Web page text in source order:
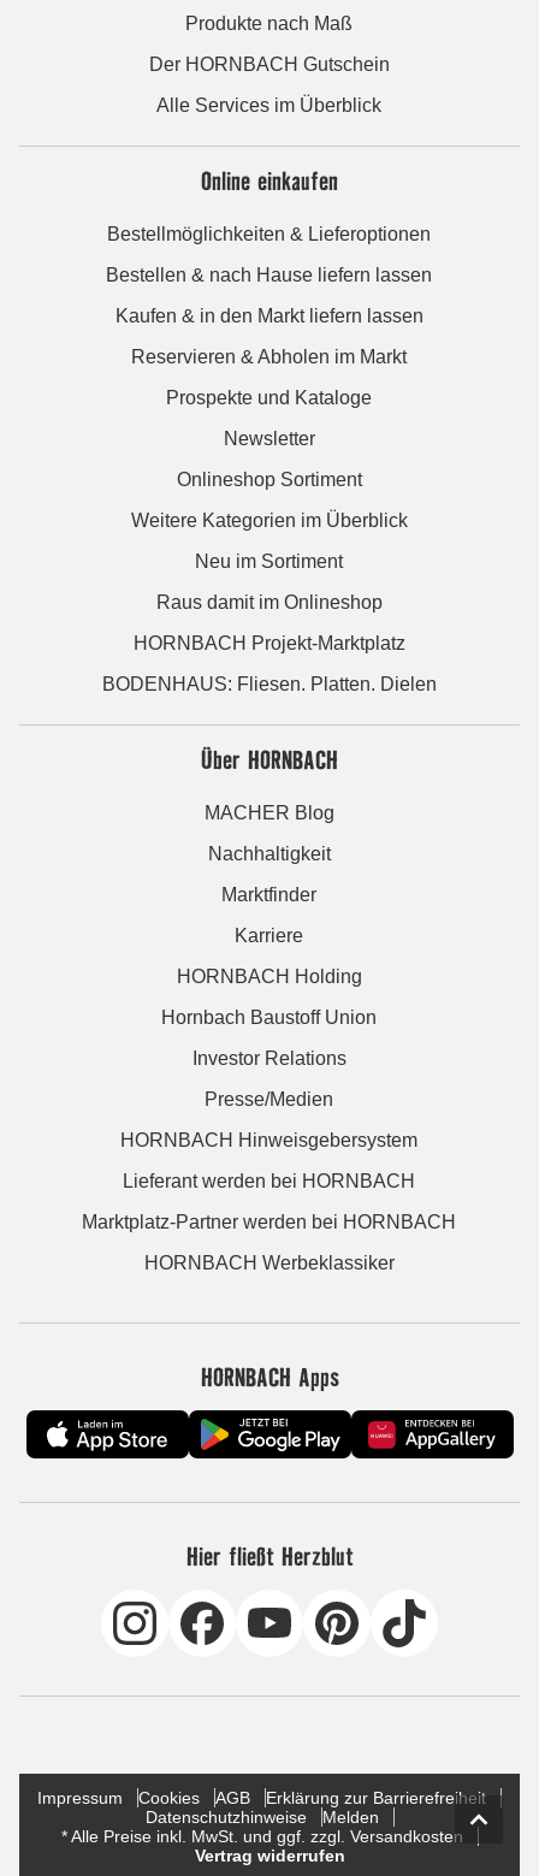
Produkte nach Maß
Der HORNBACH Gutschein
Alle Services im Überblick
Online einkaufen
Bestellmöglichkeiten & Lieferoptionen
Bestellen & nach Hause liefern lassen
Kaufen & in den Markt liefern lassen
Reservieren & Abholen im Markt
Prospekte und Kataloge
Newsletter
Onlineshop Sortiment
Weitere Kategorien im Überblick
Neu im Sortiment
Raus damit im Onlineshop
HORNBACH Projekt-Marktplatz
BODENHAUS: Fliesen. Platten. Dielen
Über HORNBACH
MACHER Blog
Nachhaltigkeit
Marktfinder
Karriere
HORNBACH Holding
Hornbach Baustoff Union
Investor Relations
Presse/Medien
HORNBACH Hinweisgebersystem
Lieferant werden bei HORNBACH
Marktplatz-Partner werden bei HORNBACH
HORNBACH Werbeklassiker
HORNBACH Apps
Hier fließt Herzblut
Impressum Cookies AGB
Erklärung zur Barrierefreiheit
Datenschutzhinweise
Melden
* Alle Preise inkl. MwSt. und ggf. zzgl. Versandkosten
Vertrag widerrufen